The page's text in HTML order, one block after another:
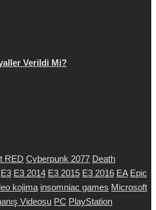
Verildi Mi?
RED Cyberpunk 2077 Death
E3 E3 2014 E3 2015 E3 2016 EA Epic
kojima insomniac games Microsoft
Videosu PC PlayStation